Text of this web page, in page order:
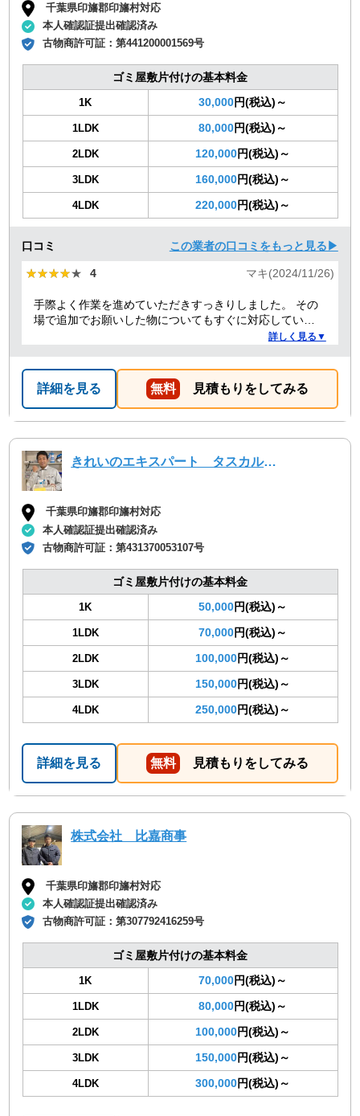
千葉県印旛郡印旛村対応
本人確認証提出確認済み
古物商許可証：第441200001569号
ゴミ屋敷片付けの基本料金
1K 30,000円(税込)～
1LDK 80,000円(税込)～
2LDK 120,000円(税込)～
3LDK 160,000円(税込)～
4LDK 220,000円(税込)～
口コミ この業者の口コミをもっと見る▶
★★★★★
★★★★★ 4 マキ(2024/11/26)
手際よく作業を進めていただきすっきりしました。 その
場で追加でお願いした物についてもすぐに対応していた
だきました。 来てくれた二人のうちの一人が女性だった
詳しく見る▼
詳細を見る 無料 見積もりをしてみる
きれいのエキスパート タスカルハーツ
千葉県印旛郡印旛村対応
本人確認証提出確認済み
古物商許可証：第431370053107号
ゴミ屋敷片付けの基本料金
1K 50,000円(税込)～
1LDK 70,000円(税込)～
2LDK 100,000円(税込)～
3LDK 150,000円(税込)～
4LDK 250,000円(税込)～
詳細を見る 無料 見積もりをしてみる
株式会社 比嘉商事
千葉県印旛郡印旛村対応
本人確認証提出確認済み
古物商許可証：第307792416259号
ゴミ屋敷片付けの基本料金
1K 70,000円(税込)～
1LDK 80,000円(税込)～
2LDK 100,000円(税込)～
3LDK 150,000円(税込)～
4LDK 300,000円(税込)～